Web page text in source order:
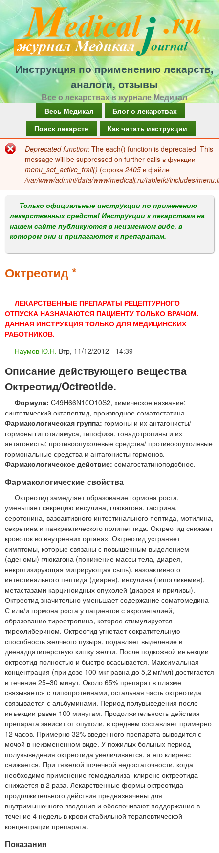
Перейти
к
основному
содержанию
Инструкция по применению лекарств,
аналоги, отзывы
Все о лекарствах в журнале Медикал
а
в
о
м
е
н
Весь Медикал
Блог о лекарствах
Поиск лекарств
Как читать инструкции
Сообщение
об
ошибке
Deprecated function: The each() function is deprecated. This
message will be suppressed on further calls в функции
menu_set_active_trail() (строка 2405 в файле
/var/www/admini/data/www/medicalj.ru/tabletki/includes/
Только официальные инструкции по применению
лекарственных средств! Инструкции к лекарствам на
нашем сайте публикуются в неизменном виде, в
котором они и прилагаются к препаратам.
Октреотид *
ЛЕКАРСТВЕННЫЕ ПРЕПАРАТЫ РЕЦЕПТУРНОГО
ОТПУСКА НАЗНАЧАЮТСЯ ПАЦИЕНТУ ТОЛЬКО ВРАЧОМ.
ДАННАЯ ИНСТРУКЦИЯ ТОЛЬКО ДЛЯ МЕДИЦИНСКИХ
РАБОТНИКОВ.
Наумов Ю.Н. Втр, 11/12/2012 - 14:39
Описание действующего вещества
Октреотид/Octreotide.
Формула: C49H66N10O10S2, химическое название:
синтетический октапептид, производное соматостатина.
Фармакологическая группа: гормоны и их антагонисты/
гормоны гипоталамуса, гипофиза, гонадотропины и их
антагонисты; противоопухолевые средства/ противоопухолевые
гормональные средства и антагонисты гормонов.
Фармакологическое действие: соматостатиноподобное.
Фармакологические свойства
Октреотид замедляет образование гормона роста,
уменьшает секрецию инсулина, глюкагона, гастрина,
серотонина, вазоактивного интестинального пептида, мотилина,
секретина и панкреатического полипептида. Октреотид снижает
кровоток во внутренних органах. Октреотид устраняет
симптомы, которые связаны с повышенным выделением
(аденомы) глюкагона (понижение массы тела, диарея,
некротизирующая мигрирующая сыпь), вазоактивного
интестинального пептида (диарея), инсулина (гипогликемия),
метастазами карциноидных опухолей (диарея и приливы).
Октреотид значительно уменьшает содержание соматомедина
С или/и гормона роста у пациентов с акромегалией,
образование тиреотропина, которое стимулируется
тиреолиберином. Октреотид угнетает сократительную
способность желчного пузыря, подавляет выделение в
двенадцатиперстную кишку желчи. После подкожной инъекции
октреотид полностью и быстро всасывается. Максимальная
концентрация (при дозе 100 мкг равна до 5,2 мг/мл) достигается
в течение 25–30 минут. Около 65% препарат в плазме
связывается с липопротеинами, остальная часть октреотида
связывается с альбуминами. Период полувыведения после
инъекции равен 100 минутам. Продолжительность действия
препарата зависит от опухоли, в среднем составляет примерно
12 часов. Примерно 32% введенного препарата выводится с
мочой в неизмененном виде. У пожилых больных период
полувыведения октреотида увеличивается, а его клиренс
снижается. При тяжелой почечной недостаточности, когда
необходимо применение гемодиализа, клиренс октреотида
снижается в 2 раза. Лекарственные формы октреотида
продолжительного действия предназначены для
внутримышечного введения и обеспечивают поддержание в
течение 4 недель в крови стабильной терапевтической
концентрации препарата.
Показания